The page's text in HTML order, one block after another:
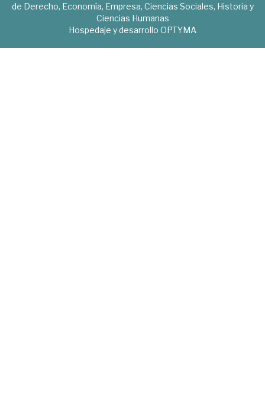
de Derecho, Economía, Empresa, Ciencias Sociales, Historia y
Ciencias Humanas
Hospedaje y desarrollo OPTYMA